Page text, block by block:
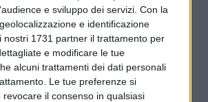
e sviluppo dei servizi. Con la
e identificazione
1731 partner il trattamento per
e modificare le tue
alcuni trattamenti dei dati personali
Le tue preferenze si
il consenso in qualsiasi